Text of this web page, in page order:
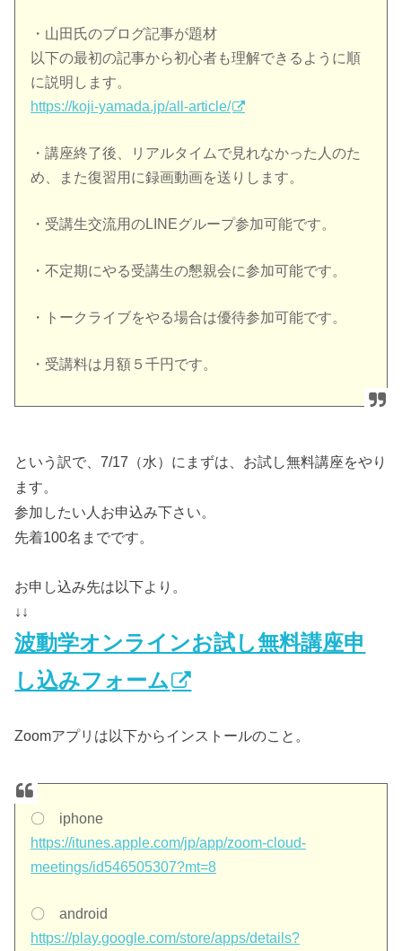
・山田氏のブログ記事が題材
以下の最初の記事から初心者も理解できるように順
に説明します。
https://koji-yamada.jp/all-article/
・講座終了後、リアルタイムで見れなかった人のた
め、また復習用 に録画動画を送りします。
・受講生交流用のLINEグループ参加可能です。
・不定期にやる受講生の懇親会に参加可能です。
・トークライブをやる場合は優待参加可能です。
・受講料は月額５千円です。
という訳で、7/17（水）にまずは、お試し無料講座をやり
ます。
参加したい人お申込み下さい。
先着100名までです。
お申し込み先は以下より。
↓↓
波動学オンラインお試し無料講座申
し込みフォーム
Zoomアプリは以下からインストールのこと。
〇 iphone
https://itunes.apple.com/jp/app/zoom-cloud-
meetings/id546505307?mt=8
〇 android
https://play.google.com/store/apps/details?